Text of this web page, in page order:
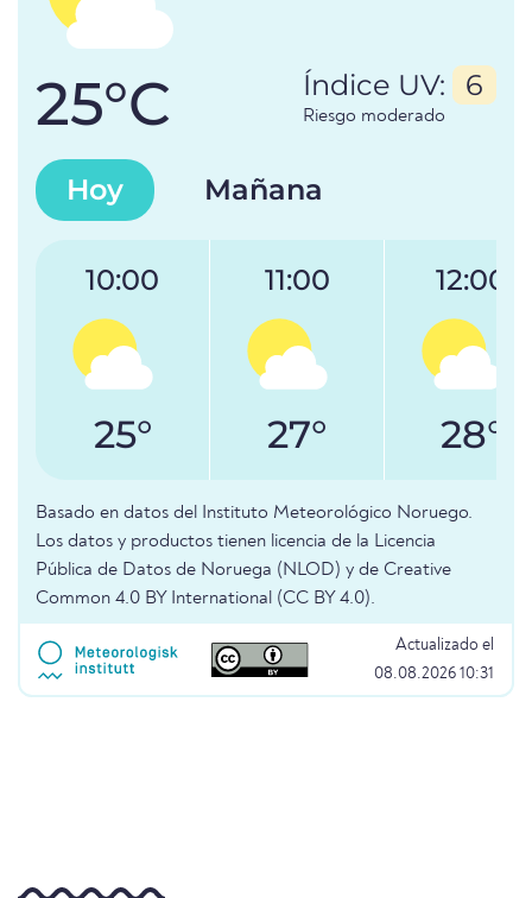
25°C Índice UV: 6
Riesgo moderado
Hoy Mañana
10:00
25°
11:00
27°
12:00
28°
Basado en datos del Instituto Meteorológico Noruego.
Los datos y productos tienen licencia de la Licencia
Pública de Datos de Noruega (NLOD) y de Creative
Common 4.0 BY International (CC BY 4.0).
Actualizado el
08.08.2026 10:31